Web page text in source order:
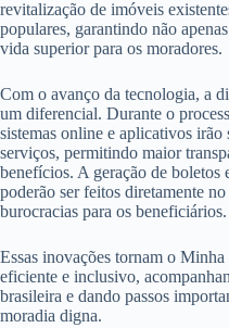
revitalização de imóveis
populares, garantindo não
vida superior para os moradores.
Com o avanço da tecnologia, a
um diferencial. Durante o
sistemas online e aplicativos
serviços, permitindo maior
benefícios. A geração de boletos
poderão ser feitos diretamente
burocracias para os beneficiários.
Essas inovações tornam o
eficiente e inclusivo,
brasileira e dando passos
moradia digna.